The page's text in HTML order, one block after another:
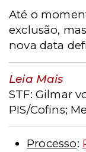
Até o
exclusão,
nova data
Leia Mais
STF: Gilmar
PIS/Cofins;
Processo: